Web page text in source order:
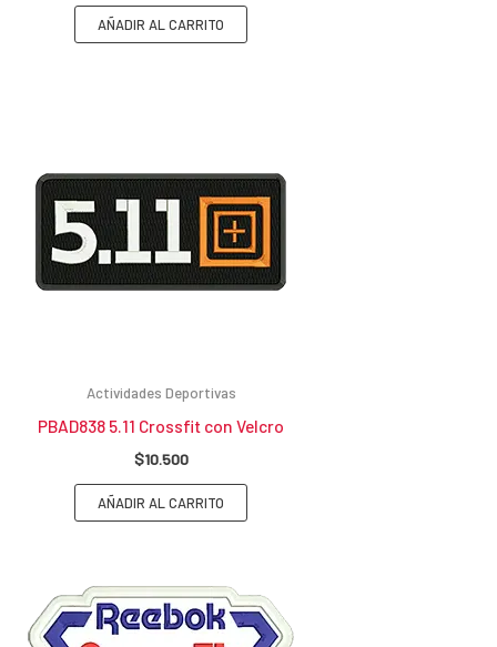
AÑADIR AL CARRITO
Actividades Deportivas
PBAD838 5.11 Crossfit con Velcro
$10.500
AÑADIR AL CARRITO